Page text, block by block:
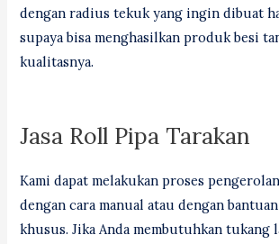
dengan radius tekuk yang ingin dibuat
supaya bisa menghasilkan produk besi
kualitasnya.
Jasa Roll Pipa Tarakan
Kami dapat melakukan proses
dengan cara manual atau dengan
khusus. Jika Anda membutuhkan tukang